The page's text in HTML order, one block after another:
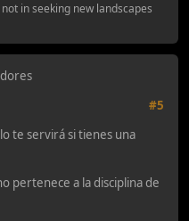
in seeking new landscapes
#5
te servirá si tienes una
pertenece a la disciplina de